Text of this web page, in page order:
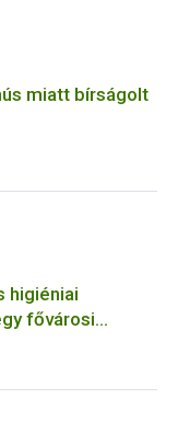
miatt bírságolt
higiéniai
fővárosi